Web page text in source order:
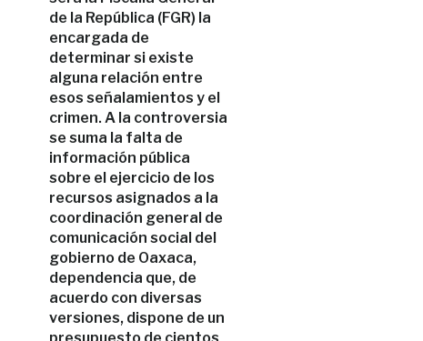
de la República (FGR) la
encargada de
determinar si existe
alguna relación entre
esos señalamientos y el
crimen. A la controversia
se suma la falta de
información pública
sobre el ejercicio de los
recursos asignados a la
coordinación general de
comunicación social del
gobierno de Oaxaca,
dependencia que, de
acuerdo con diversas
versiones, dispone de un
presupuesto de cientos